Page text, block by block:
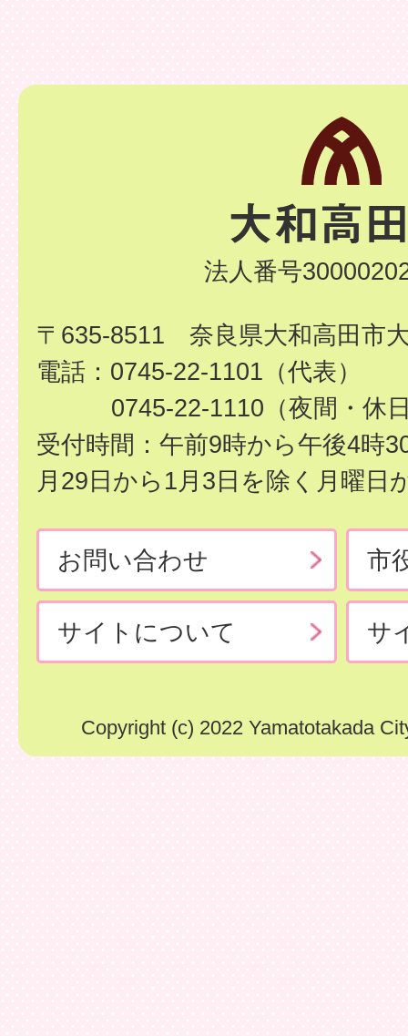
法人番号
〒635-8511 奈良県大和高田市
電話：0745-22-1101（代表）
0745-22-1110（夜間・休
受付時間：午前9時から午後4時
月29日から1月3日を除く月曜日
お問い合わせ 市
サイトについて サ
Copyright (c) 2022 Yamatotakada